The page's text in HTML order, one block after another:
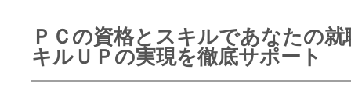
グッドスク
ＰＣの資格とスキルであなたの就
キルＵＰの実現を徹底サポート